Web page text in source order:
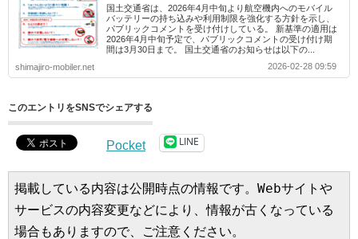
国土交通省は、2026年4月中旬より航空機内へのモバイル
バッテリーの持ち込みや利用制限を強化する方針を示し、
パブリックコメントを受け付けしている。 新基準の適用は
2026年4月中旬予定で、パブリックコメントの受け付け期
間は3月30日まで。 国土交通省のお知らせは以下の...
shimajiro-mobiler.net
2026-02-28 09:59
このエントリをSNSでシェアする
Pocket LINE
掲載している内容は公開時点の情報です。Webサイトや
サービスの内容変更などにより、情報が古くなっている
場合もありますので、ご注意ください。